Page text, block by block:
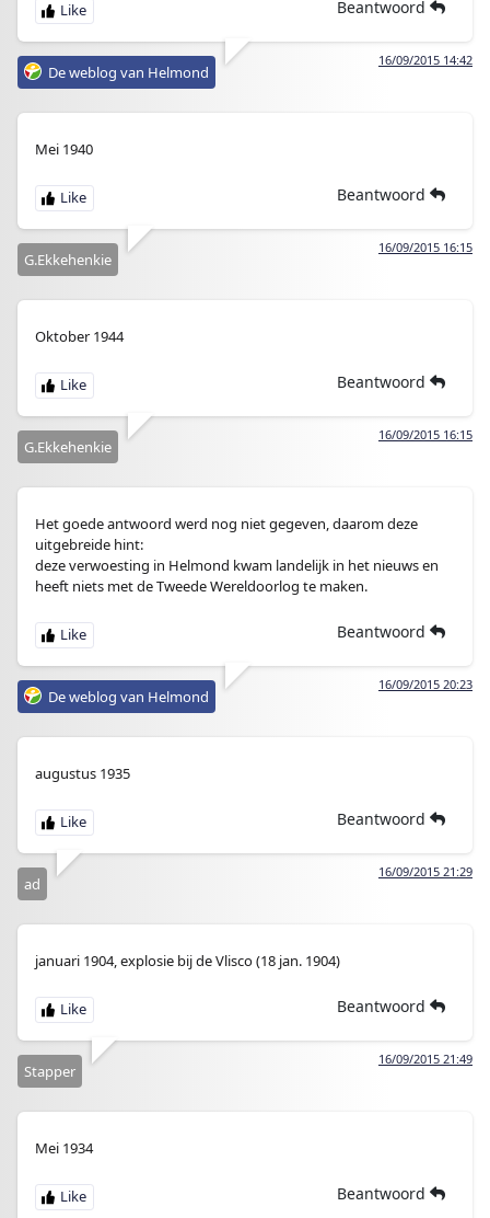
Beantwoord
16/09/2015 14:42
De weblog van Helmond
Mei 1940
Beantwoord
16/09/2015 16:15
G.Ekkehenkie
Oktober 1944
Beantwoord
16/09/2015 16:15
G.Ekkehenkie
Het goede antwoord werd nog niet gegeven, daarom deze
uitgebreide hint:
deze verwoesting in Helmond kwam landelijk in het nieuws en
heeft niets met de Tweede Wereldoorlog te maken.
Beantwoord
16/09/2015 20:23
De weblog van Helmond
augustus 1935
Beantwoord
16/09/2015 21:29
ad
januari 1904, explosie bij de Vlisco (18 jan. 1904)
Beantwoord
16/09/2015 21:49
Stapper
Mei 1934
Beantwoord